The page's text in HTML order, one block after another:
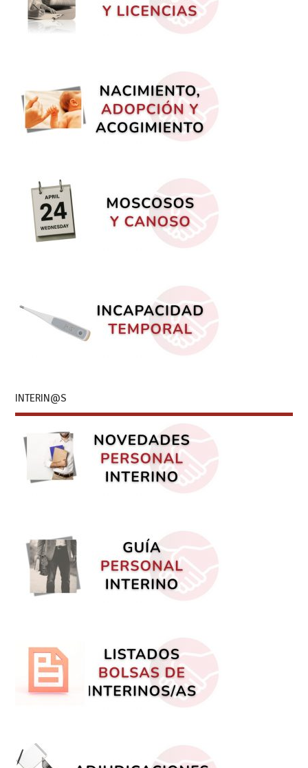
INTERIN@S